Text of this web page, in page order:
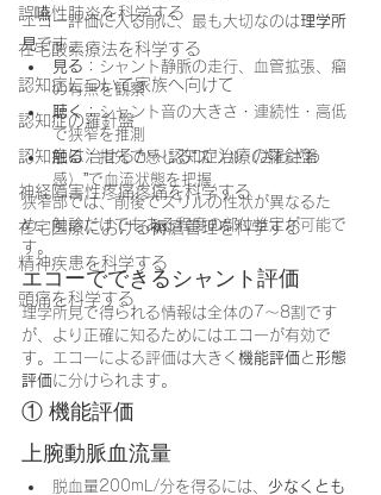
誤嚥性肺炎を科学する
在宅酸素療法を科学する
認知症について家族へ向けて
認知症の羅針盤
認知症は治せるか～認知症治療の羅針盤
神経障害性疼痛疼痛を科学する
在宅医療における褥瘡管理を科学する
精神疾患を科学する
頭痛を科学する
エコー評価に入る前に、最も大切なのは理学所
見です。
見る ：シャント静脈の走行、血管拡張、瘤
の有無を観察
聴く ：シャント音の大きさ・連続性・高低
で狭窄を推測
触る：指先で感じる“スリル（ざわざわ
感）”で血流状態を把握
狭窄部では、前後でスリルの性状が異なるた
め、触診だけでもある程度の部位推定が可能で
す。
エコーでできるシャント評価
理学所見で得られる情報は全体の7～8割です
が、より正確に知るためにはエコーが有効で
す。エコーによる評価は大きく 機能評価と形態
評価に分けられます。
① 機能評価
上腕動脈血流量
脱血量200mL/分を得るには、 少なくとも